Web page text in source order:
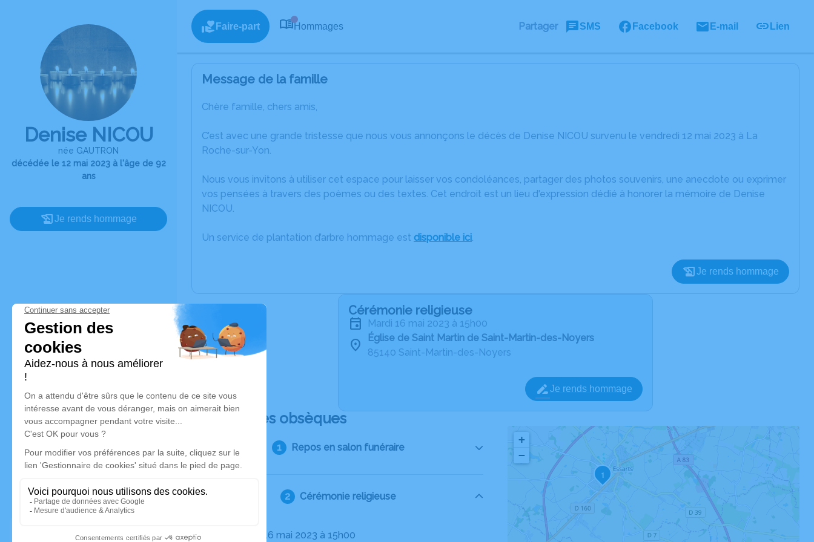
Denise NICOU
née GAUTRON
décédée le 12 mai 2023 à l'âge de 92
ans
Je rends hommage
Faire-part Hommages Partager SMS Facebook E-mail Lien
Message de la famille
Chère famille, chers amis,
C’est avec une grande tristesse que nous vous annonçons le décès de Denise NICOU survenu le vendredi 12 mai 2023 à La
Roche-sur-Yon.
Nous vous invitons à utiliser cet espace pour laisser vos condoléances, partager des photos souvenirs, une anecdote ou exprimer
vos pensées à travers des poèmes ou des textes. Cet endroit est un lieu d'expression dédié à honorer la mémoire de Denise
NICOU.
Un service de plantation d’arbre hommage est disponible ici.
Je rends hommage
Cérémonie religieuse
mardi 16 mai 2023 à 15h00
Église de Saint Martin de Saint-Martin-des-Noyers
85140 Saint-Martin-des-Noyers
Je rends hommage
Déroulé des obsèques
Repos en salon funéraire
Cérémonie religieuse
Le mardi 16 mai 2023 à 15h00
1
+
−